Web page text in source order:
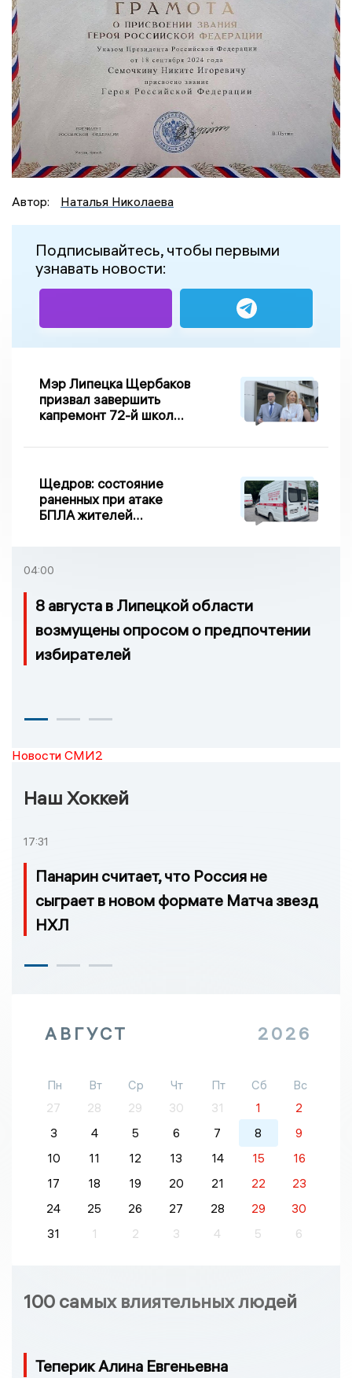
Автор: Наталья Николаева
Подписывайтесь, чтобы первыми
узнавать новости:
Мэр Липецка Щербаков
призвал завершить
капремонт 72-й школы
Щедров: состояние
раненных при атаке
БПЛА жителей
04:00
8 августа в Липецкой области
возмущены опросом о предпочтении
избирателей
Новости СМИ2
Наш Хоккей
17:31
Панарин считает, что Россия не
сыграет в новом формате Матча звезд
НХЛ
АВГУСТ 2026
Пн Вт Ср Чт Пт Сб
Вс
27
28 29 30 31 1
2
3
4 5 6 7 8
9
10
11 12 13 14 15
16
17
18 19 20 21 22
23
24
25 26 27 28 29
30
31
1 2 3 4 5 6
100 самых влиятельных людей
Теперик Алина Евгеньевна